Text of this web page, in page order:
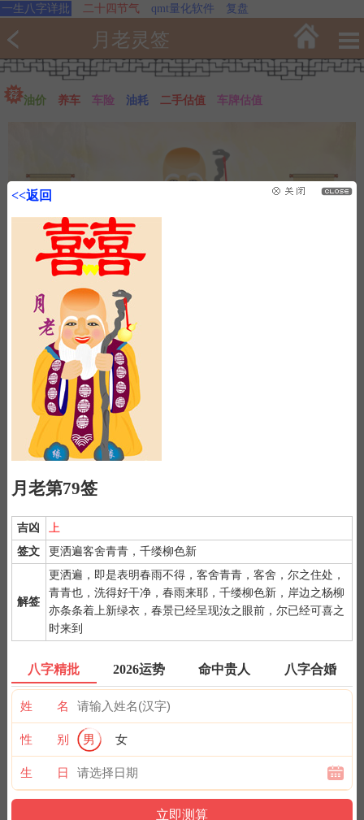
一生八字详批 二十四节气 qmt量化软件 复盘
月老灵签
油价 养车 车险 油耗 二手估值 车牌估值
<<返回
月老第79签
吉凶
上
签文
更洒遍客舍青青，千缕柳色新
解签
更洒遍，即是表明春雨不得，客舍青青，客舍，尔之住处，
青青也，洗得好干净，春雨来耶，千缕柳色新，岸边之杨柳
亦条条着上新绿衣，春景已经呈现汝之眼前，尔已经可喜之
时来到
八字精批 2026运势 命中贵人 八字合婚
姓 名
性 别 男 女
生 日
月老灵签是公认为最灵验的姻缘签诗，抽灵签前要专心一致，
秉除杂念，先双手合手默念，月下老人，指点迷津。
情；最后点上面的签筒开始抽签！心诚则灵，否则掷到笑杯的机率
很高。
3） 抽签的时间：中午十二点左右和晚上十一点前或者后，晚上十
一点是阴阳相接之时，最适宜抽签，抽签的信息也最准确；房事后
和打雷下大雨时不要抽签，因为此时信息不稳。